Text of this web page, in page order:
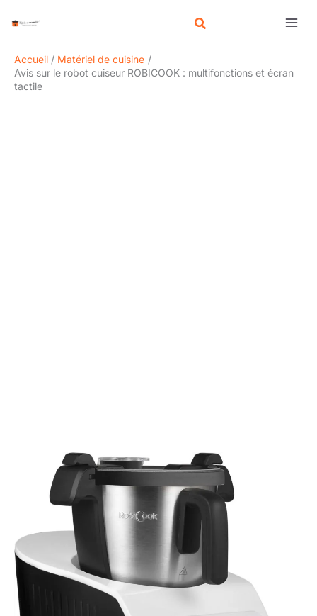
Accueil
Matériel de cuisine
Avis sur le robot cuiseur ROBICOOK : multifonctions et écran
tactile
e
h
e